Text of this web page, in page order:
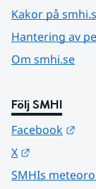
Kakor på
Hantering av
Om smhi.se
Följ SMHI
Facebook
X
SMHIs